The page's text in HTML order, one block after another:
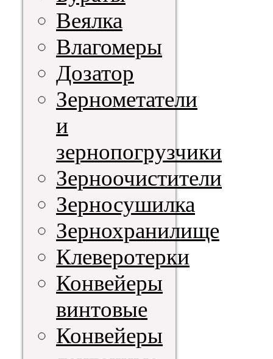
Веялка
Влагомеры
Дозатор
Зернометатели
и
зернопогрузчики
Зерноочистители
Зерносушилка
Зернохранилище
Клеверотерки
Конвейеры
винтовые
Конвейеры